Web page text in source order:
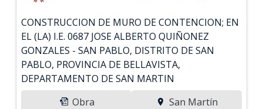
CONSTRUCCION DE MURO DE CONTENCION; EN
EL (LA) I.E. 0687 JOSE ALBERTO QUIÑONEZ
GONZALES - SAN PABLO, DISTRITO DE SAN
PABLO, PROVINCIA DE BELLAVISTA,
DEPARTAMENTO DE SAN MARTIN
Obra
San Martín